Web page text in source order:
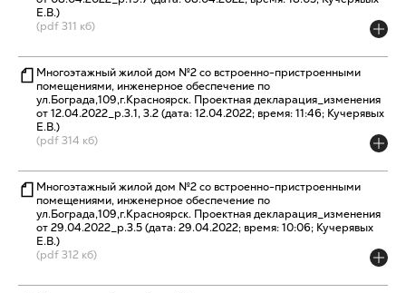
Е.В.)
(pdf 311 кб)
Многоэтажный жилой дом №2 со встроенно-пристроенными
помещениями, инженерное обеспечение по
ул.Бограда,109,г.Красноярск. Проектная декларация_изменения
от 12.04.2022_р.3.1, 3.2 (дата: 12.04.2022; время: 11:46; Кучерявых
Е.В.)
(pdf 314 кб)
Многоэтажный жилой дом №2 со встроенно-пристроенными
помещениями, инженерное обеспечение по
ул.Бограда,109,г.Красноярск. Проектная декларация_изменения
от 29.04.2022_р.3.5 (дата: 29.04.2022; время: 10:06; Кучерявых
Е.В.)
(pdf 312 кб)